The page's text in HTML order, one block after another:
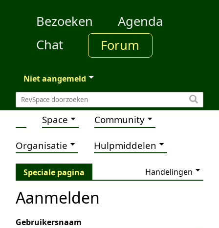
Bezoeken
Agenda
Chat
Forum
Niet aangemeld
Space Community
Organisatie Hulpmiddelen
Speciale pagina Handelingen
Aanmelden
Gebruikersnaam